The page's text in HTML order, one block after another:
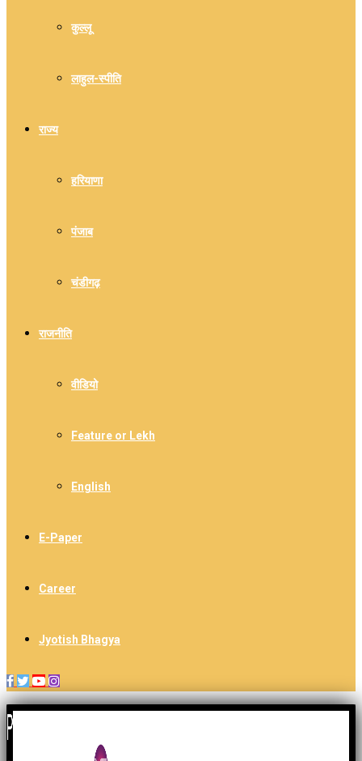
कुल्लू
लाहुल-स्पीति
राज्य
हरियाणा
पंजाब
चंडीगढ़
राजनीति
वीडियो
Feature or Lekh
English
E-Paper
Career
Jyotish Bhagya